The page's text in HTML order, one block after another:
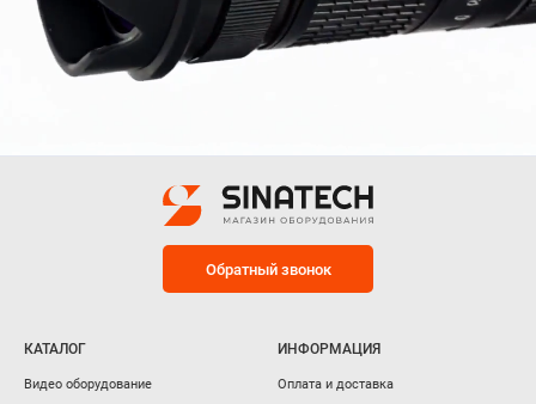
Обратный звонок
КАТАЛОГ
Видео оборудование
ИНФОРМАЦИЯ
Оплата и доставка